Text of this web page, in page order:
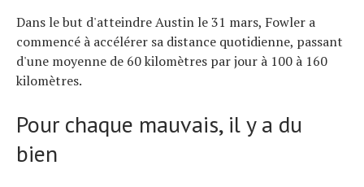
Dans le but d'atteindre Austin le 31 mars, Fowler a
commencé à accélérer sa distance quotidienne, passant
d'une moyenne de 60 kilomètres par jour à 100 à 160
kilomètres.
Pour chaque mauvais, il y a du
bien